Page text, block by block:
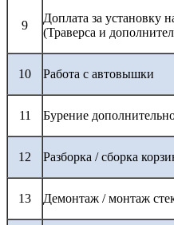
9
Доплата за установку
(Траверса и
10 Работа с автовышки
11 Бурение
12 Разборка / сборка
13 Демонтаж / монтаж